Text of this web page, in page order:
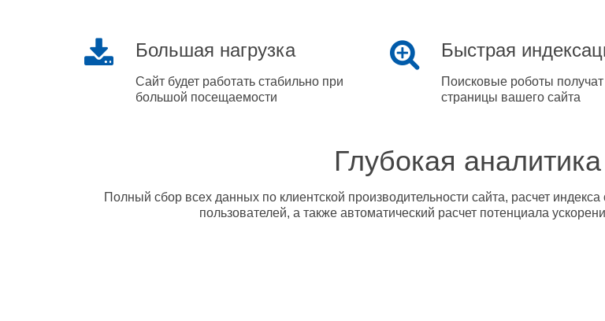
Большая нагрузка
Сайт будет работать стабильно при
большой посещаемости
Быстрая
Поисковые роботы
страницы вашего сайта
Глубокая
Полный сбор всех данных по клиентской производительности сайта, расчет
пользователей, а также автоматический расчет потенциала